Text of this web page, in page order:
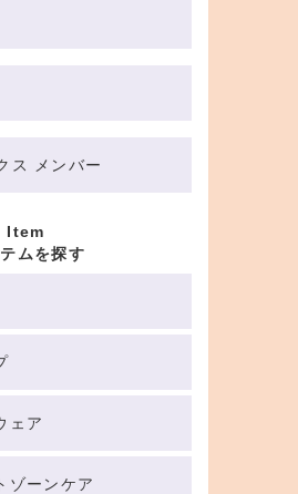
ス メンバー
Item
ムを探す
ェア
ゾーンケア